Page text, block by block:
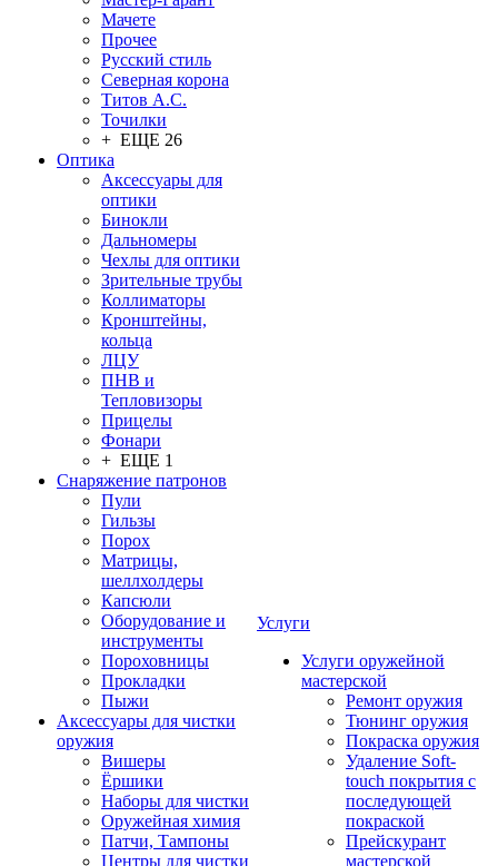
Мачете
Прочее
Русский стиль
Северная корона
Титов А.С.
Точилки
+ ЕЩЕ 26
Оптика
Аксессуары для
оптики
Бинокли
Дальномеры
Чехлы для оптики
Зрительные трубы
Коллиматоры
Кронштейны,
кольца
ЛЦУ
ПНВ и
Тепловизоры
Прицелы
Фонари
+ ЕЩЕ 1
Снаряжение патронов
Пули
Гильзы
Порох
Матрицы,
шеллхолдеры
Капсюли
Оборудование и
инструменты
Пороховницы
Прокладки
Пыжи
Аксессуары для чистки
оружия
Вишеры
Ёршики
Наборы для чистки
Оружейная химия
Патчи, Тампоны
Центры для чистки
Услуги
Услуги оружейной
мастерской
Ремонт оружия
Тюнинг оружия
Покраска оружия
Удаление Soft-
touch покрытия с
последующей
покраской
Прейскурант
мастерской